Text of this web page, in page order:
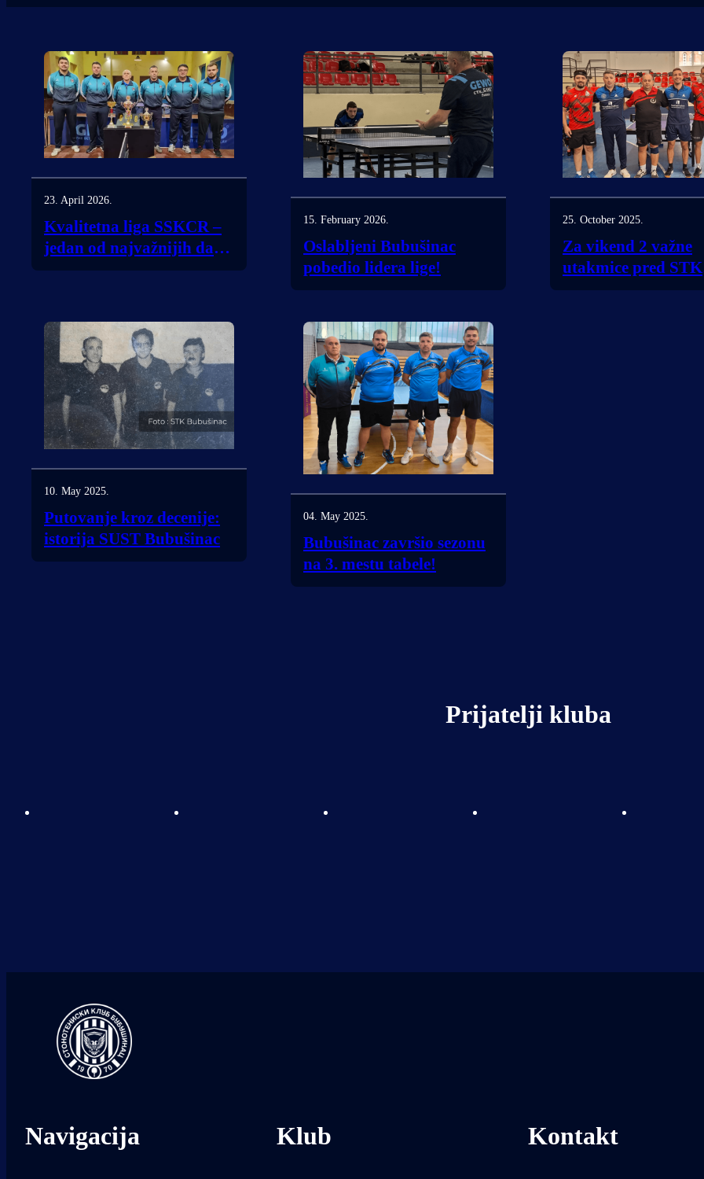
23. April 2026.
Kvalitetna liga SSKCR –
jedan od najvažnijih dana
sezone za STK Bubušinac
15. February 2026.
Oslabljeni Bubušinac
pobedio lidera lige!
25. October 2025.
Za vikend 2 važne
utakmice pred STK
Bubušinac
10. May 2025.
Putovanje kroz decenije:
istorija SUST Bubušinac
04. May 2025.
Bubušinac završio sezonu
na 3. mestu tabele!
Prijatelji kluba
Navigacija Klub Kontakt